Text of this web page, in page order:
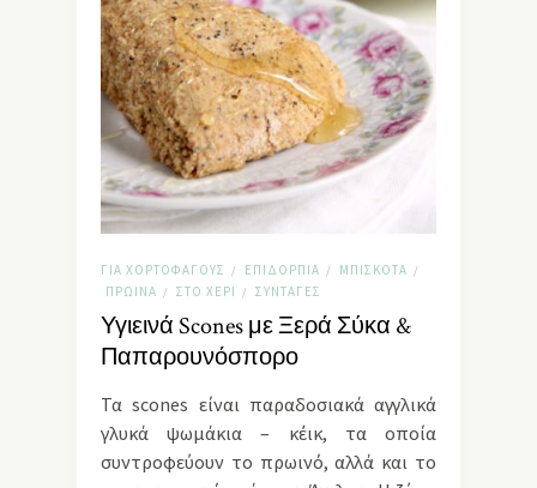
ΓΙΑ ΧΟΡΤΟΦΆΓΟΥΣ / ΕΠΙΔΌΡΠΙΑ / ΜΠΙΣΚΌΤΑ /
ΠΡΩΙΝΆ / ΣΤΟ ΧΈΡΙ / ΣΥΝΤΑΓΈΣ
Υγιεινά Scones με Ξερά Σύκα &
Παπαρουνόσπορο
Τα scones είναι παραδοσιακά αγγλικά
γλυκά ψωμάκια – κέικ, τα οποία
συντροφεύουν το πρωινό, αλλά και το